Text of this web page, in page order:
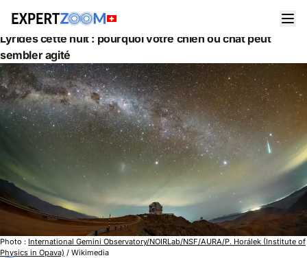
Actualités
Animaux et Vétérinaires
Lyrides cette nuit : pourquoi votre chien ou chat peut
sembler agité
Photo : International Gemini Observatory/NOIRLab/NSF/AURA/P. Horálek (Institute of
Physics in Opava) / Wikimedia